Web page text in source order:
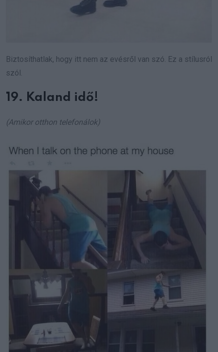
Biztosíthatlak, hogy itt nem az evésről van szó. Ez a stílusról
szól.
19. Kaland idő!
(Amikor otthon telefonálok)